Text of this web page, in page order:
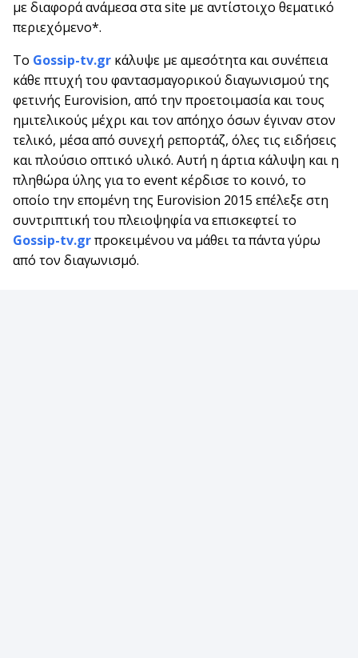
με διαφορά ανάμεσα στα site με αντίστοιχο θεματικό
περιεχόμενο*.
Το Gossip-tv.gr κάλυψε με αμεσότητα και συνέπεια
κάθε πτυχή του φαντασμαγορικού διαγωνισμού της
φετινής Eurovision, από την προετοιμασία και τους
ημιτελικούς μέχρι και τον απόηχο όσων έγιναν στον
τελικό, μέσα από συνεχή ρεπορτάζ, όλες τις ειδήσεις
και πλούσιο οπτικό υλικό. Αυτή η άρτια κάλυψη και η
πληθώρα ύλης για το event κέρδισε το κοινό, το
οποίο την επομένη της Eurovision 2015 επέλεξε στη
συντριπτική του πλειοψηφία να επισκεφτεί το
Gossip-tv.grπροκειμένου να μάθει τα πάντα γύρω
από τον διαγωνισμό.